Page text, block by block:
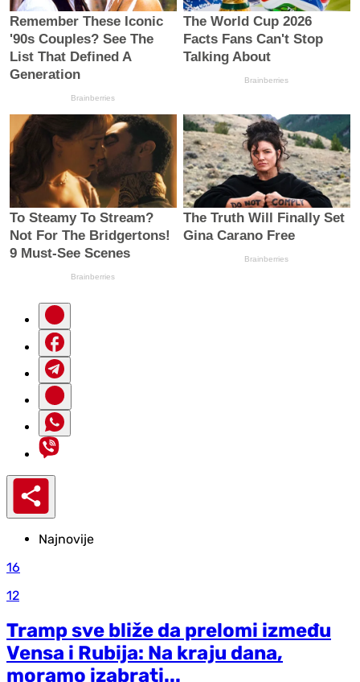
Najnovije
16
12
Tramp sve bliže da prelomi između
Vensa i Rubija: Na kraju dana,
moramo izabrati...